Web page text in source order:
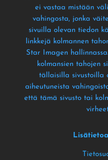
ei vastaa mistään
vahingosta, jonka
sivuilla olevan tiedon
linkkejä kolmannen
Star Imagen hallinnassa
kolmansien tahojen
tällaisilla sivustoilla
aiheutuneista
että tämä sivusto tai